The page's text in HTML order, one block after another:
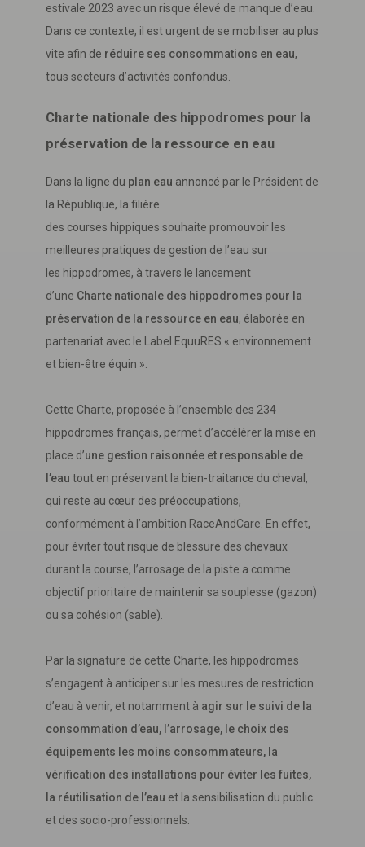
estivale 2023 avec un risque élevé de manque d’eau.
Dans ce contexte, il est urgent de se mobiliser au plus
vite afin de réduire ses consommations en eau,
tous secteurs d’activités confondus.
Charte nationale des hippodromes pour la
préservation de la ressource en eau
Dans la ligne du plan eau annoncé par le Président de
la République, la filière
des courses hippiques souhaite promouvoir les
meilleures pratiques de gestion de l’eau sur
les hippodromes, à travers le lancement
d’une Charte nationale des hippodromes pour la
préservation de la ressource en eau, élaborée en
partenariat avec le Label EquuRES « environnement
et bien-être équin ».
Cette Charte, proposée à l’ensemble des 234
hippodromes français, permet d’accélérer la mise en
place d’une gestion raisonnée et responsable de
l’eau tout en préservant la bien-traitance du cheval,
qui reste au cœur des préoccupations,
conformément à l’ambition RaceAndCare. En effet,
pour éviter tout risque de blessure des chevaux
durant la course, l’arrosage de la piste a comme
objectif prioritaire de maintenir sa souplesse (gazon)
ou sa cohésion (sable).
Par la signature de cette Charte, les hippodromes
s’engagent à anticiper sur les mesures de restriction
d’eau à venir, et notamment à agir sur le suivi de la
consommation d’eau, l’arrosage, le choix des
équipements les moins consommateurs, la
vérification des installations pour éviter les fuites,
la réutilisation de l’eau et la sensibilisation du public
et des socio-professionnels.